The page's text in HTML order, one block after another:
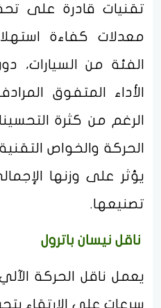
تقنيات قادرة على
معدلات كفاءة
الفئة من السيارات،
الأداء المتفوق
الرغم من كثرة
الحركة والخواص
يؤثر على وزنها
تصنيعها.
ناقل نيسان باترول
سرعات على الارتقاء